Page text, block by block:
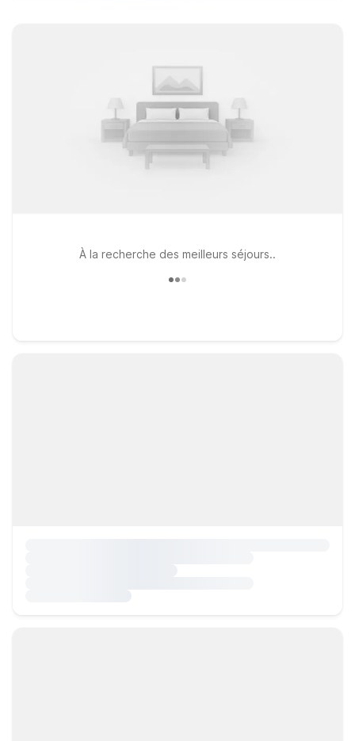
À la recherche des meilleurs séjours..